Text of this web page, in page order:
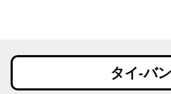
タイ-バ